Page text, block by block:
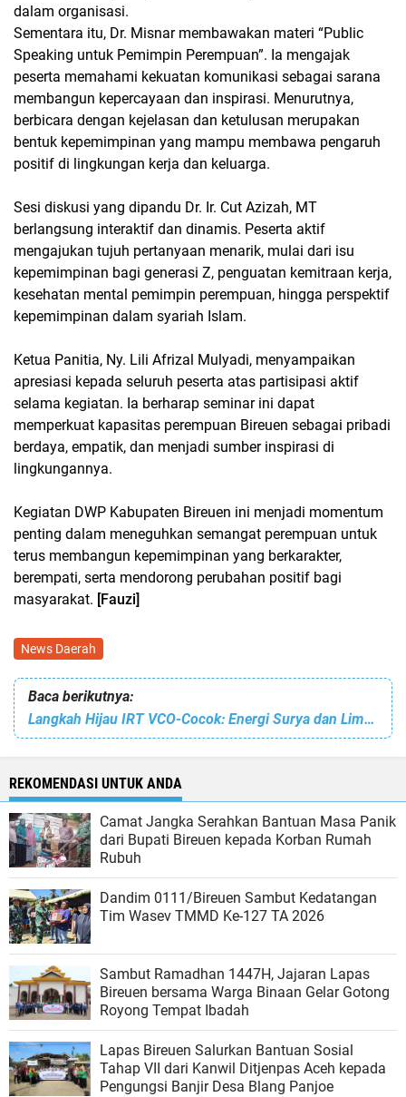
dalam organisasi.
Sementara itu, Dr. Misnar membawakan materi “Public
Speaking untuk Pemimpin Perempuan”. Ia mengajak
peserta memahami kekuatan komunikasi sebagai sarana
membangun kepercayaan dan inspirasi. Menurutnya,
berbicara dengan kejelasan dan ketulusan merupakan
bentuk kepemimpinan yang mampu membawa pengaruh
positif di lingkungan kerja dan keluarga.
Sesi diskusi yang dipandu Dr. Ir. Cut Azizah, MT
berlangsung interaktif dan dinamis. Peserta aktif
mengajukan tujuh pertanyaan menarik, mulai dari isu
kepemimpinan bagi generasi Z, penguatan kemitraan kerja,
kesehatan mental pemimpin perempuan, hingga perspektif
kepemimpinan dalam syariah Islam.
Ketua Panitia, Ny. Lili Afrizal Mulyadi, menyampaikan
apresiasi kepada seluruh peserta atas partisipasi aktif
selama kegiatan. Ia berharap seminar ini dapat
memperkuat kapasitas perempuan Bireuen sebagai pribadi
berdaya, empatik, dan menjadi sumber inspirasi di
lingkungannya.
Kegiatan DWP Kabupaten Bireuen ini menjadi momentum
penting dalam meneguhkan semangat perempuan untuk
terus membangun kepemimpinan yang berkarakter,
berempati, serta mendorong perubahan positif bagi
masyarakat. [Fauzi]
News Daerah
Baca berikutnya:
Langkah Hijau IRT VCO-Cocok: Energi Surya dan Limbah Kelapa Jadi Solusi Usaha Berkelanjutan
REKOMENDASI UNTUK ANDA
Camat Jangka Serahkan Bantuan Masa Panik
dari Bupati Bireuen kepada Korban Rumah
Rubuh
Dandim 0111/Bireuen Sambut Kedatangan
Tim Wasev TMMD Ke-127 TA 2026
Sambut Ramadhan 1447H, Jajaran Lapas
Bireuen bersama Warga Binaan Gelar Gotong
Royong Tempat Ibadah
Lapas Bireuen Salurkan Bantuan Sosial
Tahap VII dari Kanwil Ditjenpas Aceh kepada
Pengungsi Banjir Desa Blang Panjoe